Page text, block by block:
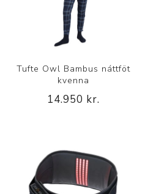
Tufte Owl Bambus náttföt
kvenna
14.950 kr.